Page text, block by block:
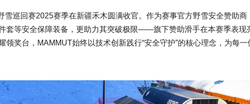
巡回赛2025赛季在新疆禾木圆满收官。作为赛事官方野雪安全赞助
套等安全保障装备，更助力其突破极限——旗下赞助滑手在本赛季表现
奖台，MAMMUT始终以技术创新践行“安全守护”的核心理念，为每